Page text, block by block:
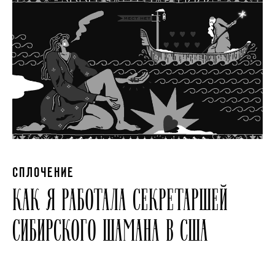
СПЛОЧЕНИЕ
КАК Я РАБОТАЛА СЕКРЕТАРШЕЙ
СИБИРСКОГО ШАМАНА В США